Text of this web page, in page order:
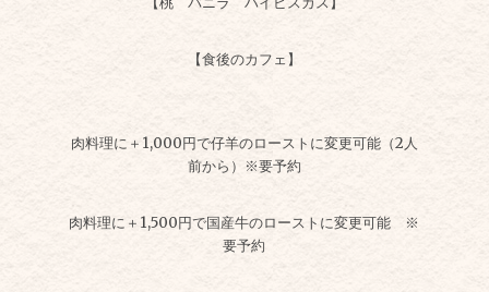
【食後のカフェ】
肉料理に＋1,000円で仔羊のローストに変更可能（2人
前から）※要予約
肉料理に＋1,500円で国産牛のローストに変更可能 ※
要予約